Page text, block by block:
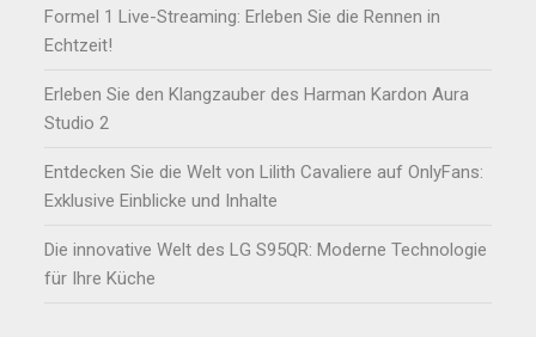
Formel 1 Live-Streaming: Erleben Sie die Rennen in
Echtzeit!
Erleben Sie den Klangzauber des Harman Kardon Aura
Studio 2
Entdecken Sie die Welt von Lilith Cavaliere auf OnlyFans:
Exklusive Einblicke und Inhalte
Die innovative Welt des LG S95QR: Moderne Technologie
für Ihre Küche